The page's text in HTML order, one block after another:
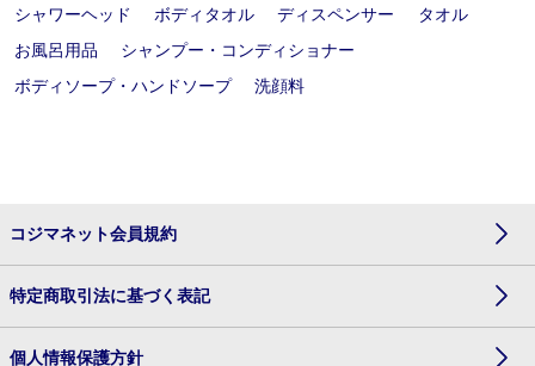
シャワーヘッド
ボディタオル ディスペンサー
タオル
お風呂用品
シャンプー・コンディショナー
ボディソープ・ハンドソープ
洗顔料
コジマネット会員規約
特定商取引法に基づく表記
個人情報保護方針